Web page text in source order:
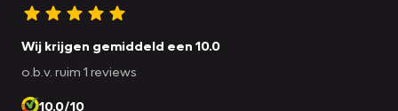
Wij krijgen gemiddeld een 10.0
o.b.v. ruim 1 reviews
10.0/10